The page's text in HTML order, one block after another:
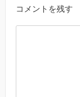
コメントを残す